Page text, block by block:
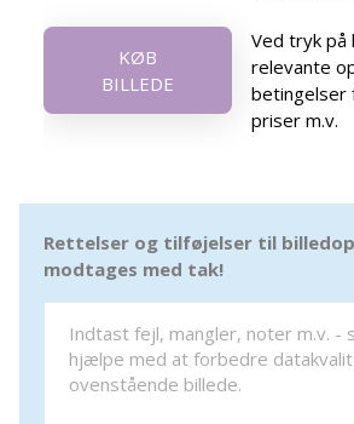
KØB
BILLEDE
Ved tryk på
relevante
betingelser
priser m.v.
Rettelser og tilføjelser til
modtages med tak!